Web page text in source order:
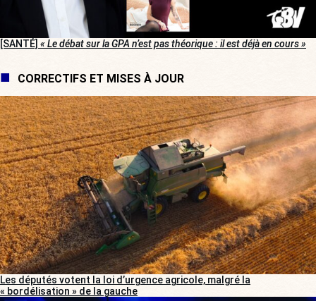
[SANTÉ] « Le débat sur la GPA n’est pas théorique : il est déjà en cours »
CORRECTIFS ET MISES À JOUR
Les députés votent la loi d’urgence agricole, malgré la
« bordélisation » de la gauche